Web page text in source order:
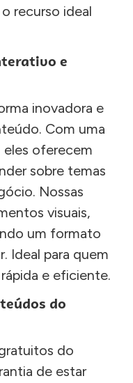
recurso ideal
e
inovadora e
Com uma
eles oferecem
sobre temas
Nossas
visuais,
um formato
Ideal para quem
e eficiente.
do
do
de estar